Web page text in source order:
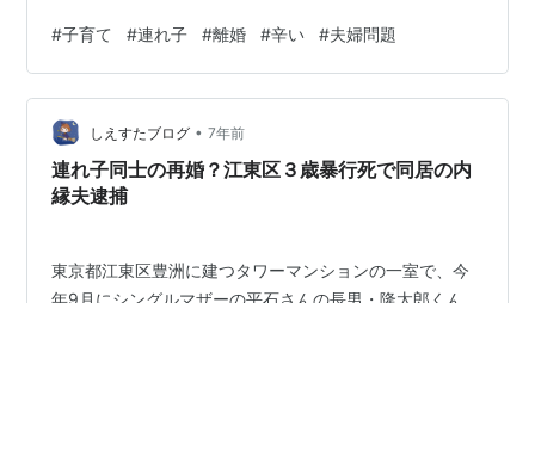
も、怒りのバロメーターが違う でも…それでも結婚を決
めたのだから、 そう自分に言い聞かせて生きる毎日で
す。 ここでは子育てや、家庭間について悩む人の ちょっ
とした捌け口の場所になればいいなと思い開設しまし
た！！ これからどうぞ宜しくお願いします！
#子育て #連れ子 #離婚 #辛い #夫婦問題
しえすたブログ • 7年前
連れ子同士の再婚？江東区３歳暴行死で同居の内
縁夫逮捕